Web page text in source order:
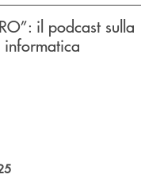
il podcast sulla
informatica